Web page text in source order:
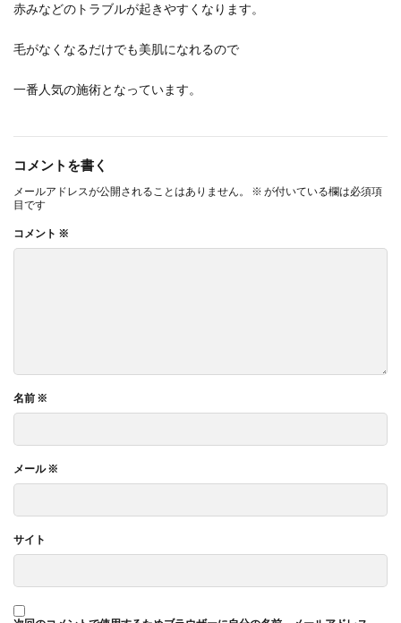
赤みなどのトラブルが起きやすくなります。
毛がなくなるだけでも美肌になれるので
一番人気の施術となっています。
コメントを書く
メールアドレスが公開されることはありません。 ※ が付いている欄は必須項
目です
コメント ※
名前 ※
メール※
サイト